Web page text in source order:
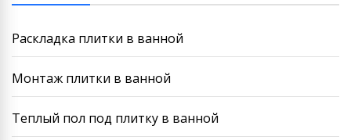
Раскладка плитки в ванной
Монтаж плитки в ванной
Теплый пол под плитку в ванной